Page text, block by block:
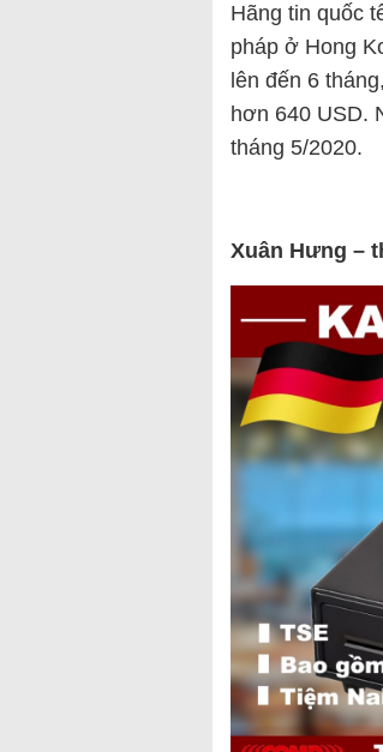
Hãng tin quốc
pháp ở Hong
lên đến 6
hơn 640 USD.
tháng 5/2020.
Xuân Hưng –